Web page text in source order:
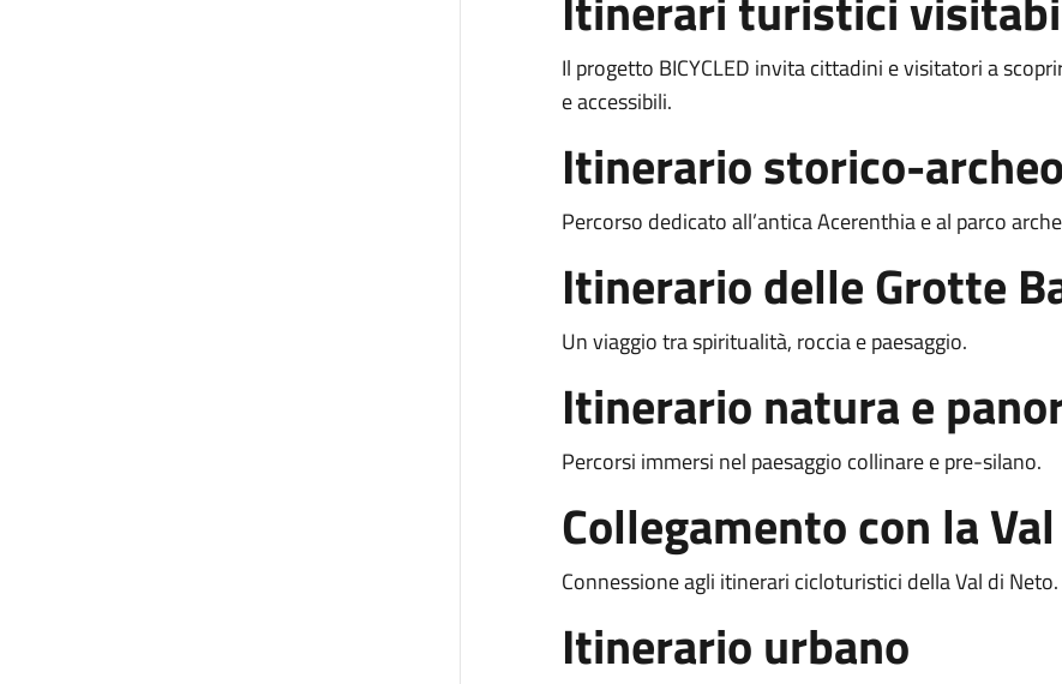
Il progetto BICYCLED invita cittadini e visitatori a
e accessibili.
Itinerario storico-
Percorso dedicato all’antica Acerenthia e al parco
Itinerario delle Grotte
Un viaggio tra spiritualità, roccia e paesaggio.
Itinerario natura e
Percorsi immersi nel paesaggio collinare e pre-silano.
Collegamento con la
Connessione agli itinerari cicloturistici della Val di Neto.
Itinerario urbano